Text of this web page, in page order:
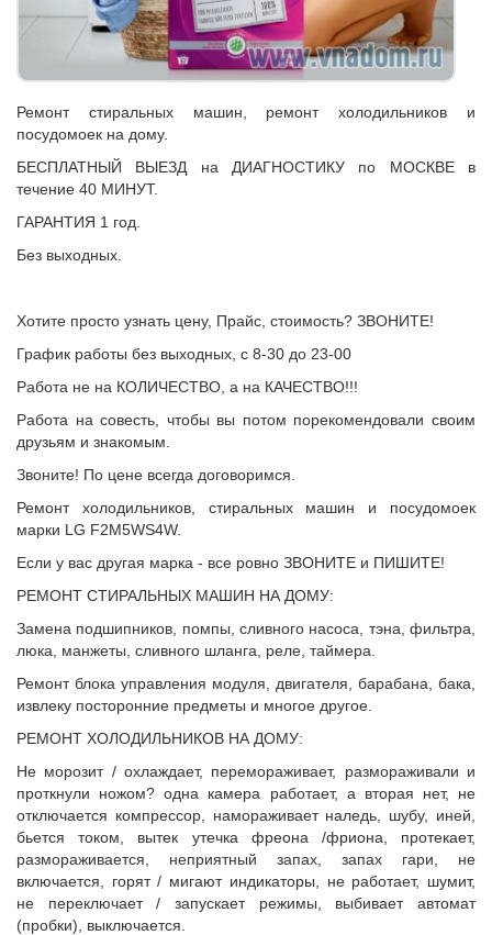
Ремонт стиральных машин, ремонт холодильников и
посудомоек на дому.
БЕСПЛАТНЫЙ ВЫЕЗД на ДИАГНОСТИКУ по МОСКВЕ в
течение 40 МИНУТ.
ГАРАНТИЯ 1 год.
Без выходных.
Хотите просто узнать цену, Прайс, стоимость? ЗВОНИТЕ!
График работы без выходных, с 8-30 до 23-00
Работа не на КОЛИЧЕСТВО, а на КАЧЕСТВО!!!
Работа на совесть, чтобы вы потом порекомендовали своим
друзьям и знакомым.
Звоните! По цене всегда договоримся.
Ремонт холодильников, стиральных машин и посудомоек
марки LG F2M5WS4W.
Если у вас другая марка - все ровно ЗВОНИТЕ и ПИШИТЕ!
РЕМОНТ СТИРАЛЬНЫХ МАШИН НА ДОМУ:
Замена подшипников, помпы, сливного насоса, тэна, фильтра,
люка, манжеты, сливного шланга, реле, таймера.
Ремонт блока управления модуля, двигателя, барабана, бака,
извлеку посторонние предметы и многое другое.
РЕМОНТ ХОЛОДИЛЬНИКОВ НА ДОМУ:
Не морозит / охлаждает, перемораживает, размораживали и
проткнули ножом? одна камера работает, а вторая нет, не
отключается компрессор, намораживает наледь, шубу, иней,
бьется током, вытек утечка фреона /фриона, протекает,
размораживается, неприятный запах, запах гари, не
включается, горят / мигают индикаторы, не работает, шумит,
не переключает / запускает режимы, выбивает автомат
(пробки), выключается.